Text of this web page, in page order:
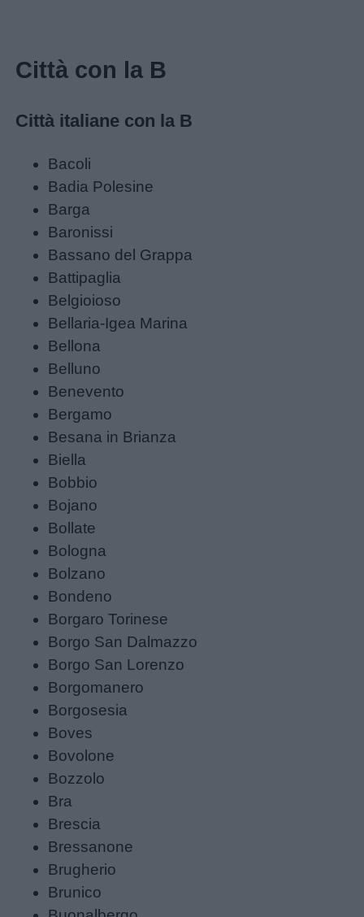
Menu
Schede
didattiche
Disegni
colorare
Feste
giornate
Città con la B
Città italiane con la B
Bacoli
Badia Polesine
Barga
Baronissi
Bassano del Grappa
Battipaglia
Belgioioso
Bellaria-Igea Marina
Bellona
Belluno
Benevento
Bergamo
Besana in Brianza
Biella
Bobbio
Bojano
Bollate
Bologna
Bolzano
Bondeno
Borgaro Torinese
Borgo San Dalmazzo
Borgo San Lorenzo
Borgomanero
Borgosesia
Boves
Bovolone
Bozzolo
Bra
Brescia
Bressanone
Brugherio
Brunico